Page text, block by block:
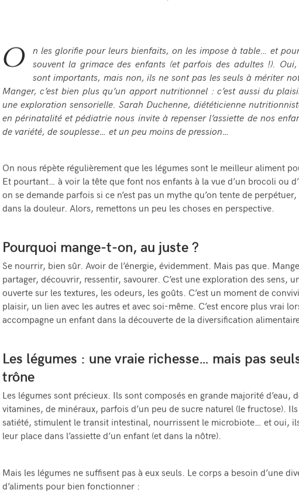
O
n les glorifie pour leurs bienfaits, on les impose à table… et
souvent la grimace des enfants (et parfois des adultes !).
sont importants, mais non, ils ne sont pas les seuls à mériter
Manger, c’est bien plus qu’un apport nutritionnel : c’est aussi du
une exploration sensorielle. Sarah Duchenne, diététicienne
en périnatalité et pédiatrie nous invite à repenser l’assiette de nos
de variété, de souplesse… et un peu moins de pression…
On nous répète régulièrement que les légumes sont le meilleur aliment
Et pourtant… à voir la tête que font nos enfants à la vue d’un brocoli ou
on se demande parfois si ce n’est pas un mythe qu’on tente de
dans la douleur. Alors, remettons un peu les choses en perspective.
Pourquoi mange-t-on, au juste ?
Se nourrir, bien sûr. Avoir de l’énergie, évidemment. Mais pas que.
partager, découvrir, ressentir, savourer. C’est une exploration des sens,
ouverte sur les textures, les odeurs, les goûts. C’est un moment de
plaisir, un lien avec les autres et avec soi-même. C’est encore plus vrai
accompagne un enfant dans la découverte de la diversification
Les légumes : une vraie richesse… mais pas
trône
Les légumes sont précieux. Ils sont composés en grande majorité d’eau,
vitamines, de minéraux, parfois d’un peu de sucre naturel (le fructose).
satiété, stimulent le transit intestinal, nourrissent le microbiote… et oui,
leur place dans l’assiette d’un enfant (et dans la nôtre).
Mais les légumes ne suffisent pas à eux seuls. Le corps a besoin d’une
d’aliments pour bien fonctionner :